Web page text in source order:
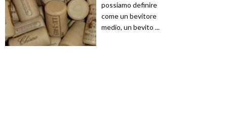
possiamo definire
come un bevitore
medio, un bevito ...